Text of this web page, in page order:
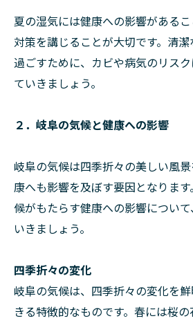
夏の湿気には健康への影響がある
対策を講じることが大切です。清
過ごすために、カビや病気のリス
ていきましょう。
２．岐阜の気候と健康への影響
岐阜の気候は四季折々の美しい風
康へも影響を及ぼす要因となりま
候がもたらす健康への影響につい
いきましょう。
四季折々の変化
岐阜の気候は、四季折々の変化を
きる特徴的なものです。春には桜